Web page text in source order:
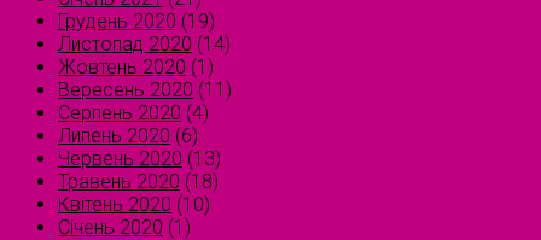
Грудень 2020 (19)
Листопад 2020 (14)
Жовтень 2020 (1)
Вересень 2020 (11)
Серпень 2020 (4)
Липень 2020 (6)
Червень 2020 (13)
Травень 2020 (18)
Квітень 2020 (10)
Січень 2020 (1)